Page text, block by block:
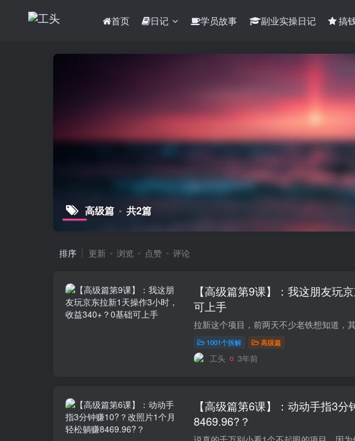
首页 日记 学员故事 副业实操日记 搞
高级篇 共2篇
排序 更新 浏览 点赞 评论
【高级篇第9课】：我这朋友玩
可上手
1001个拆解 高级篇
工头 3年前
【高级篇第6课】：动动手指3
8469.96?？